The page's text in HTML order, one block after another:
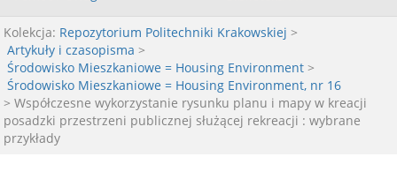
Kolekcja: Repozytorium Politechniki Krakowskiej >
Artykuły i czasopisma >
Środowisko Mieszkaniowe = Housing Environment >
Środowisko Mieszkaniowe = Housing Environment, nr 16
> Współczesne wykorzystanie rysunku planu i mapy w kreacji
posadzki przestrzeni publicznej służącej rekreacji : wybrane
przykłady